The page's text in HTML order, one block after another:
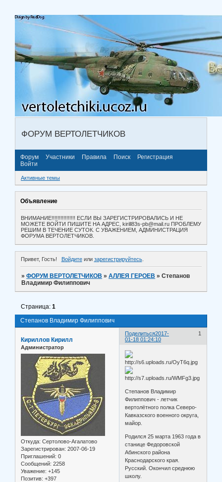
ФОРУМ ВЕРТОЛЕТЧИКОВ
Форум Участники Правила Поиск
Регистрация
Войти
Активные темы
Объявление
ВНИМАНИЕ!!!!!!!!!!!!!!!! ЕСЛИ ВЫ ЗАРЕГИСТРИРОВАЛИСЬ И НЕ
МОЖЕТЕ ВОЙТИ ПИШИТЕ НА АДРЕС, kirill83s-pb@mail.ru ПРОБЛЕМУ
РЕШИМ В ТЕЧЕНИЕ СУТОК. С УВАЖЕНИЕМ, АДМИНИСТРАЦИЯ
ФОРУМА ВЕРТОЛЕТЧИКОВ.
Привет, Гость! Войдитеили зарегистрируйтесь.
»ФОРУМ ВЕРТОЛЕТЧИКОВ »АЛЛЕЯ ГЕРОЕВ »Степанов
Владимир Филиппович
Степанов Владимир Филиппович
Страница:1
Поделиться 1
2017-
01-18 01:24:10
Кириллов Кирилл
Администратор
Откуда: Сертолово-Агалатово
Зарегистрирован: 2007-06-19
Приглашений: 0
Сообщений: 2258
Уважение: +145
Позитив: +397
Степанов Владимир
Филиппович - летчик
вертолётного полка Северо-
Кавказского военного округа,
майор.
Родился 25 марта 1963 года в
станице Федоровской
Абинского района
Краснодарского края.
Русский. Окончил среднюю
школу.